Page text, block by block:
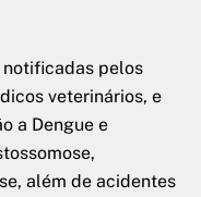
notificadas pelos
veterinários, e
a Dengue e
além de acidentes